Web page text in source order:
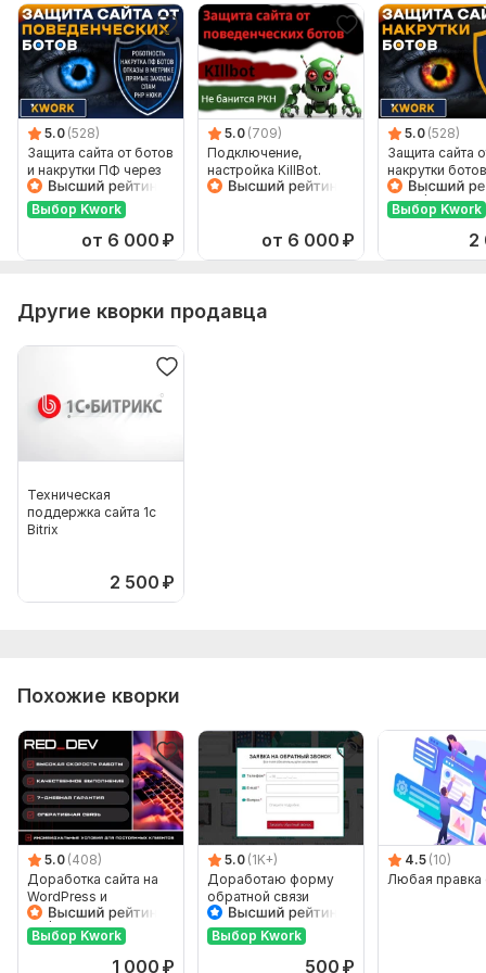
Фреймворк PHP: Без фреймворка
Интерфейс на JavaScript: Нет
Используется CSS: Да
Фреймворк CSS: Без фреймворка
База данных: Предусмотрена
Тип БД: MySQL
5.0 (528)
Защита сайта от ботов
и накрутки ПФ через
WAF. Поведенческие
боты
Выбор Kwork
от 6 000 ₽
5.0 (709)
Подключение,
настройка KillBot.
Защита от ботов и
от 6 000 ₽
5.0 (528)
Защита сайта
накрутки
сканеров и
под ключ
Выбор Kwork
2
Другие кворки продавца
Техническая
поддержка сайта 1c
Bitrix
2 500 ₽
Похожие кворки
5.0 (408)
Доработка сайта на
WordPress и
Битрикс24
Выбор Kwork
1 000 ₽
5.0 (1K+)
Доработаю форму
обратной связи
Выбор Kwork
500 ₽
4.5 (10)
Любая правка